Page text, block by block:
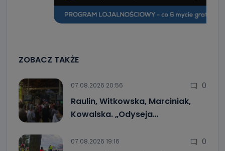
ZOBACZ TAKŻE
07.08.2026 20:56 0
Raulin, Witkowska, Marciniak,
Kowalska. „Odyseja…
07.08.2026 19:16 0